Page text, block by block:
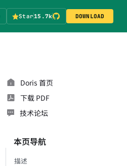
Star15.7k DOWNLOAD
Doris 首页
下载 PDF
技术论坛
本页导航
描述